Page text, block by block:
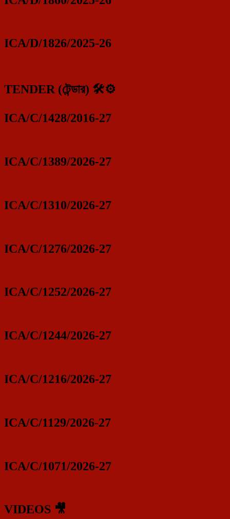
ICA/D/1826/2025-26
TENDER (টেন্ডার) 🛠️⚙️
ICA/C/1428/2016-27
ICA/C/1389/2026-27
ICA/C/1310/2026-27
ICA/C/1276/2026-27
ICA/C/1252/2026-27
ICA/C/1244/2026-27
ICA/C/1216/2026-27
ICA/C/1129/2026-27
ICA/C/1071/2026-27
VIDEOS 🎥